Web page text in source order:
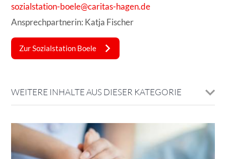
sozialstation-boele@caritas-hagen.de
Ansprechpartnerin: Katja Fischer
Zur Sozialstation Boele
WEITERE INHALTE AUS DIESER KATEGORIE